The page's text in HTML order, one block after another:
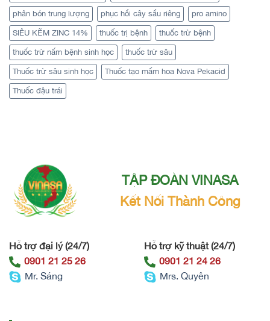
phân bón trung lượng phục hồi cây sầu riêng pro amino
SIÊU KẼM ZINC 14% thuốc trị bệnh thuốc trừ bệnh
thuốc trừ nấm bệnh sinh học thuốc trừ sâu
Thuốc trừ sâu sinh học Thuốc tạo mầm hoa Nova Pekacid
Thuốc đậu trái
TẬP ĐOÀN VINASA
Kết Nối Thành Công
Hỗ trợ đại lý (24/7)
0901 21 25 26
Mr. Sáng
Hỗ trợ kỹ thuật (24/7)
0901 21 24 26
Mrs. Quyên